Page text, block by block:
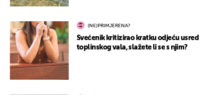
(NE)PRIMJERENA?
Svećenik kritizirao kratku odjeću usred
toplinskog vala, slažete li se s njim?